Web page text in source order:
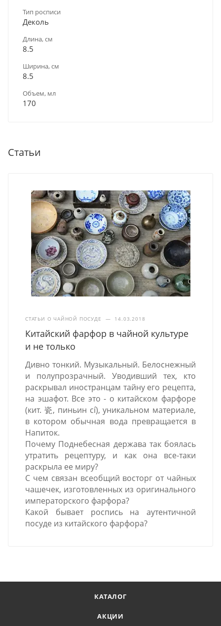
Тип росписи
Деколь
Длина, см
8.5
Ширина, см
8.5
Объем, мл
170
Статьи
СТАТЬИ О ЧАЙНОЙ ПОСУДЕ — 14.03.2018
Китайский фарфор в чайной культуре
и не только
Дивно тонкий. Музыкальный. Белоснежный
и полупрозрачный. Уводивший тех, кто
раскрывал иностранцам тайну его рецепта,
на эшафот. Все это - о китайском фарфоре
(кит. 瓷, пиньин cí), уникальном материале,
в котором обычная вода превращается в
Напиток.
Почему Поднебесная держава так боялась
утратить рецептуру, и как она все-таки
раскрыла ее миру?
С чем связан всеобщий восторг от чайных
чашечек, изготовленных из оригинального
императорского фарфора?
Какой бывает роспись на аутентичной
посуде из китайского фарфора?
КАТАЛОГ
АКЦИИ